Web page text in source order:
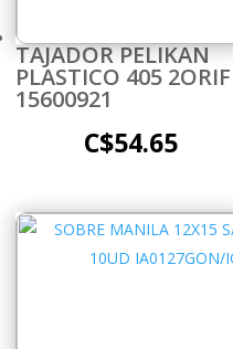
TAJADOR PELIKAN
PLASTICO 405 2ORIF
15600921
C$54.65